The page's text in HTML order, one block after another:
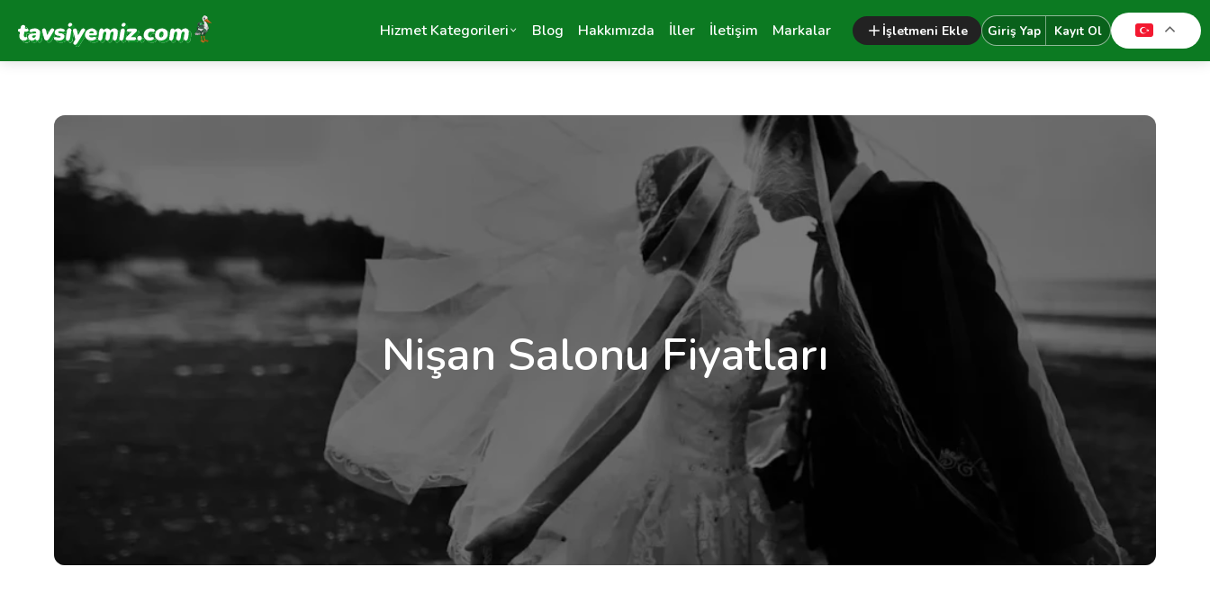
Tavsiyemiz Anasayfa Hizmet Kategorileri Blog Hakkımızda İller İletişim Markalar İşletmeni Ekle Giriş Yap Kayıt Ol
Nişan Salonu Fiyatları